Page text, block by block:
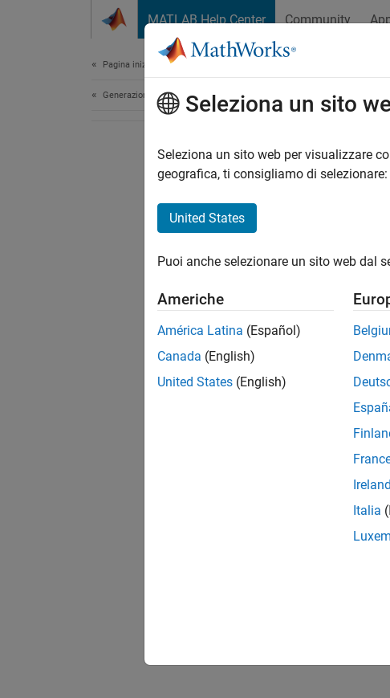
MATLAB Help Center Community
Pagina iniziale della documentazione
Generazione di codiceSeleziona un sito
Seleziona un sito web per visualizzare
geografica, ti consigliamo di selezionare:
United States
Puoi anche selezionare un sito web dal
Americhe
América Latina (Español)
Canada (English)
United States (English)
Ireland
Italia